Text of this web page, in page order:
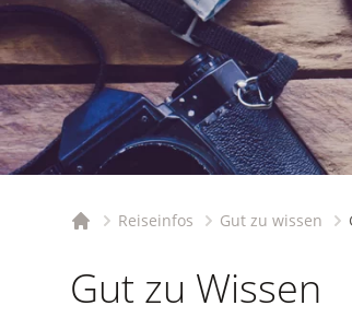
Reiseinfos Gut zu wissen
Gut zu Wissen